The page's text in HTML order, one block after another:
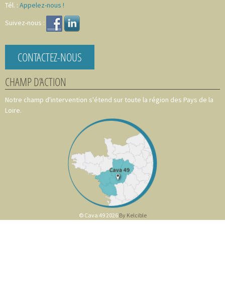
Tél. : Appelez-nous !
Suivez-nous :
CONTACTEZ-NOUS
CHAMP D’ACTION
Notre champ d'intervention s'étend sur toute la région des Pays de la
Loire.
© Cava 49 2026 By Kelcible